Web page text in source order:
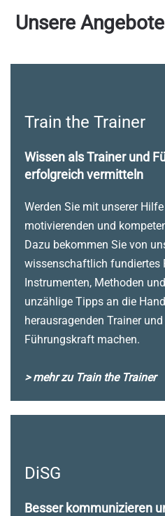
Unsere
Train the Trainer
Wissen als Trainer und
erfolgreich vermitteln
Werden Sie mit unserer
motivierenden und
Dazu bekommen Sie von
wissenschaftlich fundiertes
Instrumenten, Methoden
unzählige Tipps an die
herausragenden Trainer
Führungskraft machen.
> mehr zu Train the Trainer
DiSG
Besser kommunizieren